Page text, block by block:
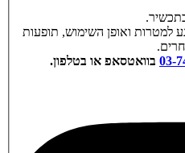
ואופן השימוש, תופעות
בוואטסאפ או בטלפון.